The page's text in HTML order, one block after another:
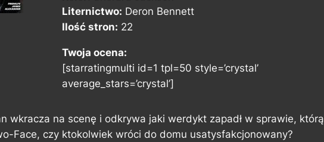
Liternictwo: Deron Bennett
Ilość stron: 22
Twoja ocena:
[starratingmulti id=1 tpl=50 style=’crystal’
average_stars=’crystal’]
wkracza na scenę i odkrywa jaki werdykt zapadł w sprawie, którą
Face, czy ktokolwiek wróci do domu usatysfakcjonowany?